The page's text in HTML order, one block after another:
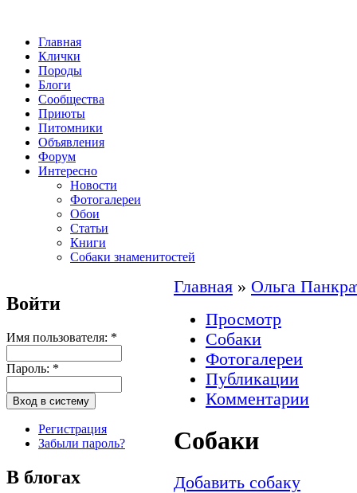
Главная
Клички
Породы
Блоги
Сообщества
Приюты
Питомники
Объявления
Форум
Интересно
Новости
Фотогалереи
Обои
Статьи
Книги
Собаки знаменитостей
Войти
Имя пользователя: *
Пароль: *
Регистрация
Забыли пароль?
В блогах
Главная » Ольга
Просмотр
Собаки
Фотогалереи
Публикации
Комментарии
Собаки
Добавить собаку